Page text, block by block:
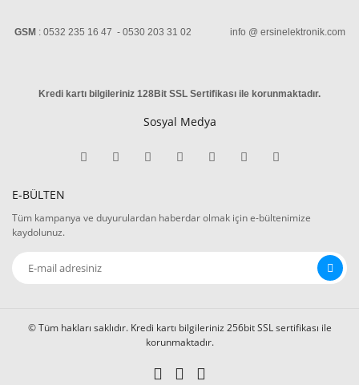
GSM : 0532 235 16 47 - 0530 203 31 02 info @ ersinelektronik.com
Kredi kartı bilgileriniz 128Bit SSL Sertifikası ile korunmaktadır.
Sosyal Medya
E-BÜLTEN
Tüm kampanya ve duyurulardan haberdar olmak için e-bültenimize
kaydolunuz.
© Tüm hakları saklıdır. Kredi kartı bilgileriniz 256bit SSL sertifikası ile
korunmaktadır.